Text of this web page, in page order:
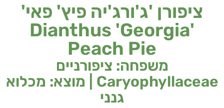
ציפורן 'ג'ורג'יה פיץ' פאי'
'Dianthus 'Georgia
Peach Pie
משפחה: ציפורניים
Caryophyllaceae | מוצא: מכלוא
גנני